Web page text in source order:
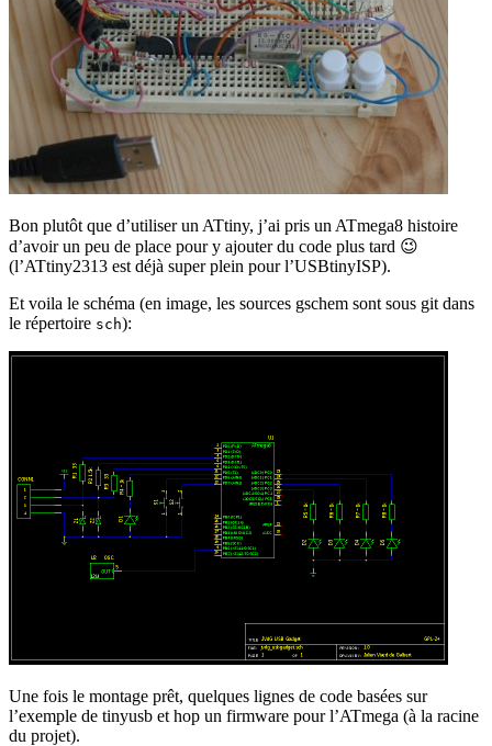
Bon plutôt que d’utiliser un ATtiny, j’ai pris un ATmega8 histoire
d’avoir un peu de place pour y ajouter du code plus tard 😉
(l’ATtiny2313 est déjà super plein pour l’USBtinyISP).
Et voila le schéma (en image, les sources gschem sont sous git dans
le répertoire sch):
Une fois le montage prêt, quelques lignes de code basées sur
l’exemple de tinyusb et hop un firmware pour l’ATmega (à la racine
du projet).